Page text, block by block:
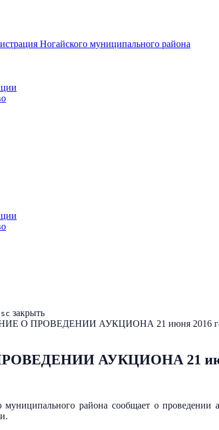
Ногайского муниципального района
закрыть
О ПРОВЕДЕНИИ АУКЦИОНА 21 июня 2016
АУКЦИОНА 21
района сообщает о проведении